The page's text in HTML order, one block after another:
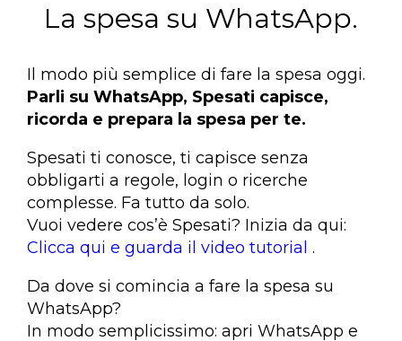
La spesa su WhatsApp.
Il modo più semplice di fare la spesa oggi.
Parli su WhatsApp, Spesati capisce,
ricorda e prepara la spesa per te.
Spesati ti conosce, ti capisce senza
obbligarti a regole, login o ricerche
complesse. Fa tutto da solo.
Vuoi vedere cos’è Spesati? Inizia da qui:
Clicca qui e guarda il video tutorial.
Da dove si comincia a fare la spesa su
WhatsApp?
In modo semplicissimo: apri WhatsApp e